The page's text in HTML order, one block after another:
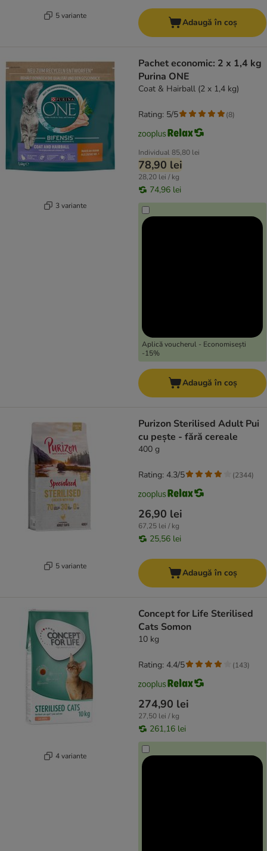
5 variante
Adaugă în coș
3 variante
Pachet economic: 2 x 1,4 kg
Purina ONE
Coat & Hairball (2 x 1,4 kg)
Individual85,80 lei
78,90 lei
28,20 lei / kg
74,96 lei
Aplică voucherul - Economisești
-15%
Rating: 5/5 (8)
Adaugă în coș
5 variante
Purizon Sterilised Adult Pui
cu pește - fără cereale
400 g
26,90 lei
67,25 lei / kg
25,56 lei
Rating: 4.3/5 (2344)
Adaugă în coș
4 variante
Concept for Life Sterilised
Cats Somon
10 kg
274,90 lei
27,50 lei / kg
261,16 lei
Rating: 4.4/5 (143)